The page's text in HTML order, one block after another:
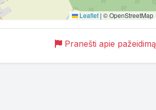
Leaflet | © OpenStreetMap
Pranešti apie pažeidimą